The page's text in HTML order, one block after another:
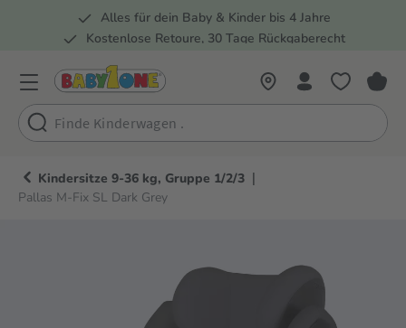
Zur Hauptnavigation springen
Alles für dein Baby & Kinder bis 4 Jahre
Kostenlose Retoure, 30 Tage Rückgaberecht
Kindersitze 9-36 kg, Gruppe 1/2/3 |
Pallas M-Fix SL Dark Grey